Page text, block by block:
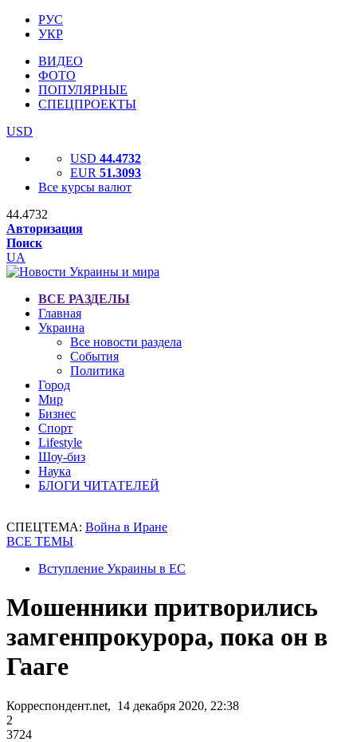
РУС
УКР
ВИДЕО
ФОТО
ПОПУЛЯРНЫЕ
СПЕЦПРОЕКТЫ
USD
USD 44.4732
EUR 51.3093
Все курсы валют
44.4732
Авторизация
Поиск
UA
ВСЕ РАЗДЕЛЫ
Главная
Украина
Все новости раздела
События
Политика
Город
Мир
Бизнес
Спорт
Lifestyle
Шоу-биз
Наука
БЛОГИ ЧИТАТЕЛЕЙ
СПЕЦТЕМА: Война в Иране
ВСЕ ТЕМЫ
Вступление Украины в ЕС
Мошенники притворились
замгенпрокурора, пока он в
Гааге
Корреспондент.net, 14 декабря 2020, 22:38
2
3724